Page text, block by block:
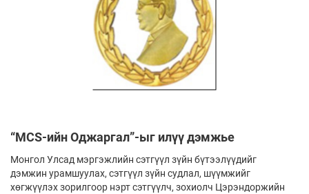
“MCS-ийн Оджаргал”-ыг илүү дэмжье
Монгол Улсад мэргэжлийн сэтгүүл зүйн бүтээлүүдийг
дэмжин урамшуулах, сэтгүүл зүйн судлал, шүүмжийг
хөгжүүлэх зорилгоор нэрт сэтгүүлч, зохиолч Цэрэндоржийн